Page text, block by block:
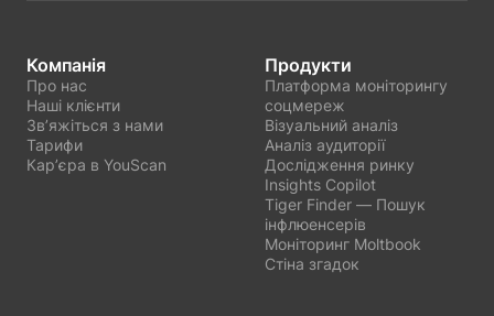
Компанія
Про нас
Наші клієнти
Звʼяжіться з нами
Тарифи
Карʼєра в YouScan
Продукти
Платформа моніторингу
соцмереж
Візуальний аналіз
Аналіз аудиторії
Дослідження ринку
Insights Copilot
Tiger Finder — Пошук
інфлюенсерів
Моніторинг Moltbook
Стіна згадок